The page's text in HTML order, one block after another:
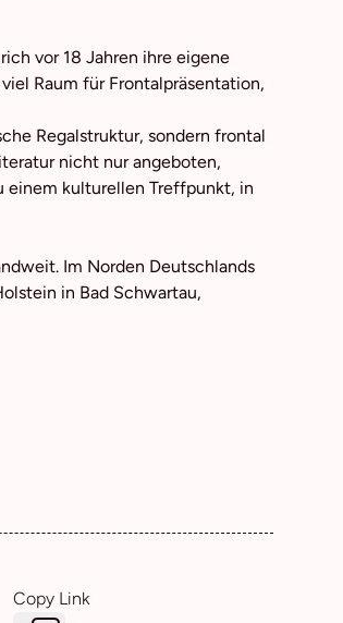
vor 18 Jahren ihre eigene
Raum für Frontalpräsentation,
Regalstruktur, sondern frontal
nicht nur angeboten,
einem kulturellen Treffpunkt, in
Im Norden Deutschlands
in Bad Schwartau,
Copy Link